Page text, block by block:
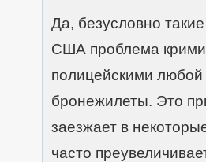
Да, безусловно
США проблема
полицейскими
бронежилеты. Это
заезжает в
часто